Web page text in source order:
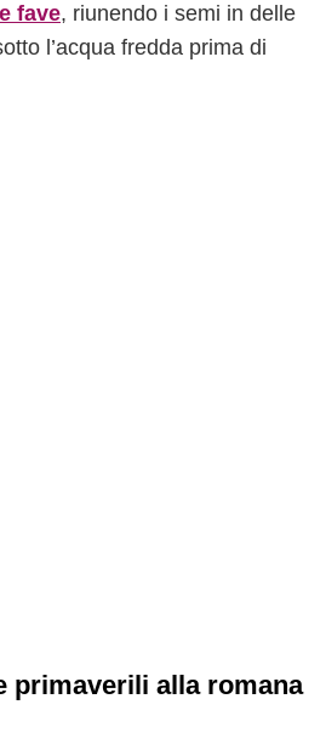
le fave, riunendo i semi in delle
l’acqua fredda prima di
primaverili alla romana